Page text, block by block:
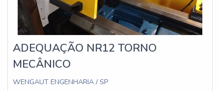
ADEQUAÇÃO NR12 TORNO
MECÂNICO
WENGAUT ENGENHARIA / SP